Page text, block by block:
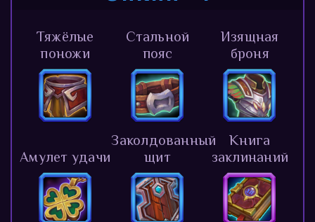
Тяжёлые
поножи
Стальной
пояс
Изящная
броня
Амулет удачи
Заколдованный
щит
Книга
заклинаний